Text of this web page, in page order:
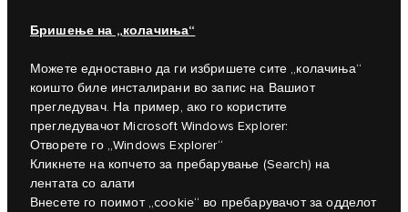
Бришење на „колачиња“
Можете едноставно да ги избришете сите „колачиња“
коишто биле инсталирани во запис на Вашиот
прегледувач. На пример, ако го користите
прегледувачот Microsoft Windows Explorer:
Отворете го „Windows Explorer“
Кликнете на копчето за пребарување (Search) на
лентата со алати
Внесете го поимот „cookie“ во пребарувачот за одделот